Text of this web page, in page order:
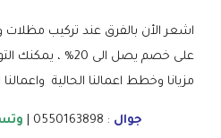
اشعر الأن بالفرق عند تركيب مظلات
على خصم يصل الى
مزيانا وخطط اعمالنا الحالية
جوال : 0550163898 |